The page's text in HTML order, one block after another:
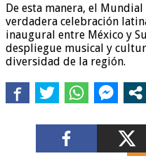
De esta manera, el
verdadera celebración
inaugural entre México y
despliegue musical y
diversidad de la región.